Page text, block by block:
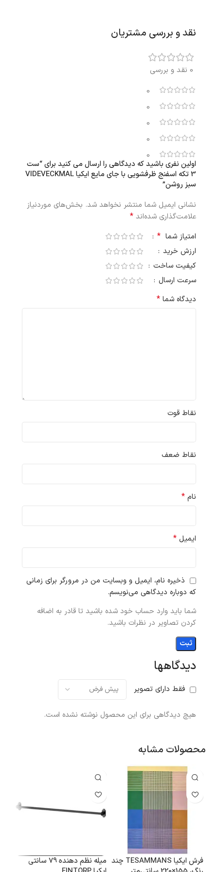
نقد و بررسی مشتریان
0 نقد و بررسی
0
0
0
0
0
دیدگاهها
فقط دارای تصویر
هیچ دیدگاهی برای این محصول نوشته نشده است.
اولین نفری باشید که دیدگاهی را ارسال می کنید برای “ست
3 تکه اسفنج ظرفشویی با جای مایع ایکیا VIDEVECKMAL
سبز روشن”
نشانی ایمیل شما منتشر نخواهد شد. بخش‌های موردنیاز
علامت‌گذاری شده‌اند *
امتیاز شما *
ارزش خرید
کیفیت ساخت
سرعت ارسال
دیدگاه شما *
نقاط قوت
نقاط ضعف
نام *
ایمیل *
ذخیره نام، ایمیل و وبسایت من در مرورگر برای زمانی
که دوباره دیدگاهی می‌نویسم.
شما باید وارد حساب خود شده باشید تا قادر به اضافه
کردن تصاویر در نظرات باشید.
محصولات مشابه
فرش ایکیا TESAMMANS چند
میله نظم دهنده 79 سانتی